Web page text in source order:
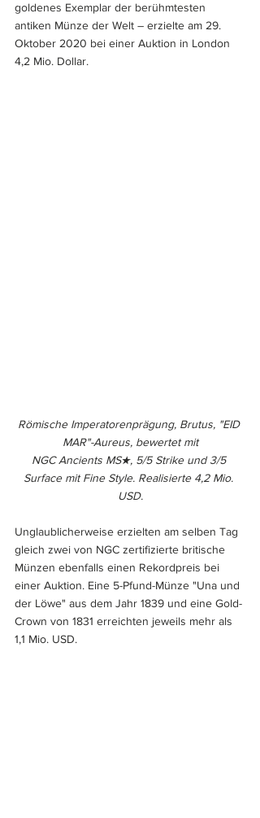
goldenes Exemplar der berühmtesten
antiken Münze der Welt – erzielte am 29.
Oktober 2020 bei einer Auktion in London
4,2 Mio. Dollar.
Römische Imperatorenprägung, Brutus, "EID
MAR"-Aureus, bewertet mit
NGC Ancients MS★, 5/5 Strike und 3/5
Surface mit Fine Style. Realisierte 4,2 Mio.
USD.
Unglaublicherweise erzielten am selben Tag
gleich zwei von NGC zertifizierte britische
Münzen ebenfalls einen Rekordpreis bei
einer Auktion. Eine 5-Pfund-Münze "Una und
der Löwe" aus dem Jahr 1839 und eine Gold-
Crown von 1831 erreichten jeweils mehr als
1,1 Mio. USD.